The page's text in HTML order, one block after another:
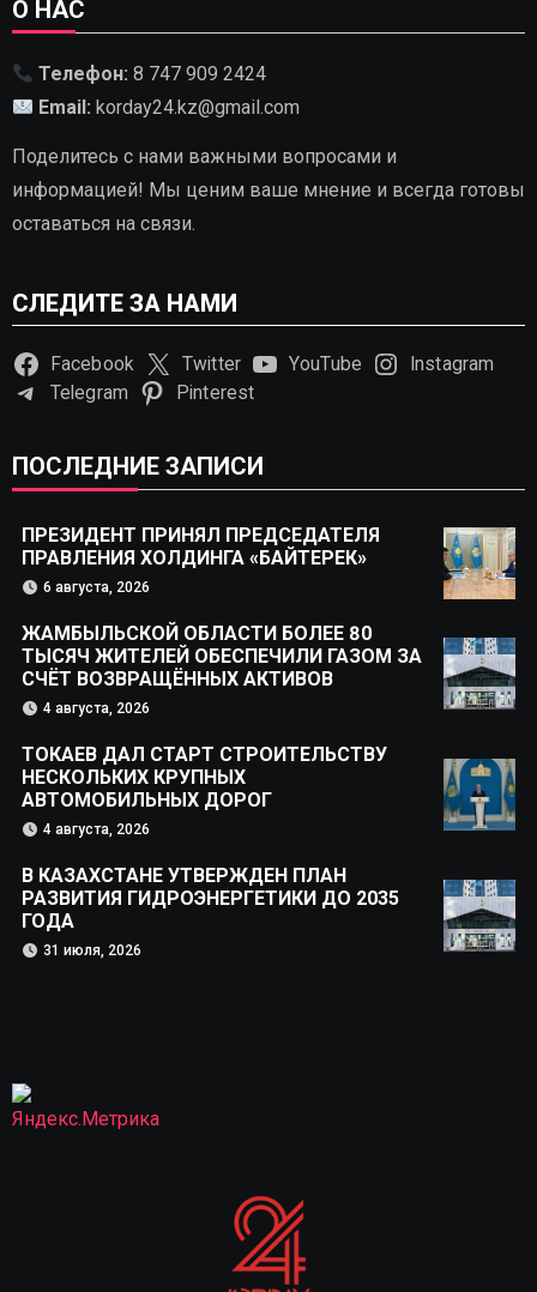
О НАС
Телефон: 8 747 909 2424
Email: korday24.kz@gmail.com
Поделитесь с нами важными вопросами и
информацией! Мы ценим ваше мнение и всегда готовы
оставаться на связи.
СЛЕДИТЕ ЗА НАМИ
Facebook Twitter YouTube
Instagram
Telegram
Pinterest
ПОСЛЕДНИЕ ЗАПИСИ
ПРЕЗИДЕНТ ПРИНЯЛ ПРЕДСЕДАТЕЛЯ
ПРАВЛЕНИЯ ХОЛДИНГА «БАЙТЕРЕК»
6 августа, 2026
ЖАМБЫЛЬСКОЙ ОБЛАСТИ БОЛЕЕ 80
ТЫСЯЧ ЖИТЕЛЕЙ ОБЕСПЕЧИЛИ ГАЗОМ ЗА
СЧЁТ ВОЗВРАЩЁННЫХ АКТИВОВ
4 августа, 2026
ТОКАЕВ ДАЛ СТАРТ СТРОИТЕЛЬСТВУ
НЕСКОЛЬКИХ КРУПНЫХ
АВТОМОБИЛЬНЫХ ДОРОГ
4 августа, 2026
В КАЗАХСТАНЕ УТВЕРЖДЕН ПЛАН
РАЗВИТИЯ ГИДРОЭНЕРГЕТИКИ ДО 2035
ГОДА
31 июля, 2026